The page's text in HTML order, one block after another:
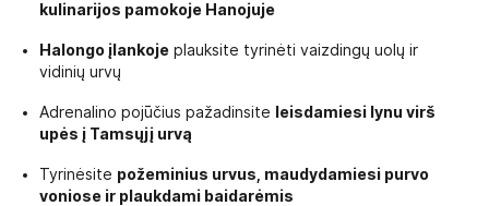
kulinarijos pamokoje Hanojuje
Halongo įlankoje plauksite tyrinėti vaizdingų uolų ir
vidinių urvų
Adrenalino pojūčius pažadinsite
leisdamiesi lynu virš
upės į Tamsųjį urvą
Tyrinėsite požeminius urvus, maudydamiesi purvo
voniose ir plaukdami baidarėmis